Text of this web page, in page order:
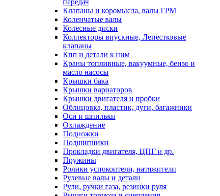
Клапаны и коромысла, валы ГРМ
Коленчатые валы
Колесные диски
Коллекторы впускные, Лепестковые
клапаны
Кпп и детали к ним
Краны топливные, вакуумные, бензо и
масло насосы
Крышки бака
Крышки вариаторов
Крышки двигателя и пробки
Облицовка, пластик, дуги, багажники
Оси и шпильки
Охлаждение
Подножки
Подшипники
Прокладки двигателя, ЦПГ и др.
Пружины
Ролики успокоители, натяжители
Рулевые валы и детали
Рули, ручки газа, резинки руля